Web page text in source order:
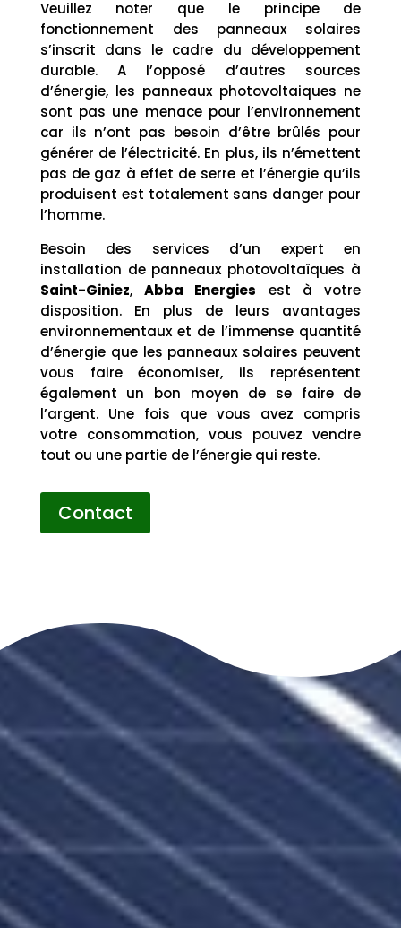
Veuillez noter que le principe de
fonctionnement des panneaux solaires
s’inscrit dans le cadre du développement
durable. A l’opposé d’autres sources
d’énergie, les panneaux photovoltaiques ne
sont pas une menace pour l’environnement
car ils n’ont pas besoin d’être brûlés pour
générer de l’électricité. En plus, ils n’émettent
pas de gaz à effet de serre et l’énergie qu’ils
produisent est totalement sans danger pour
l’homme.
Besoin des services d’un expert en
installation de panneaux photovoltaïques à
Saint-Giniez,Abba Energies est à votre
disposition. En plus de leurs avantages
environnementaux et de l’immense quantité
d’énergie que les panneaux solaires peuvent
vous faire économiser, ils représentent
également un bon moyen de se faire de
l’argent. Une fois que vous avez compris
votre consommation, vous pouvez vendre
tout ou une partie de l’énergie qui reste.
Contact